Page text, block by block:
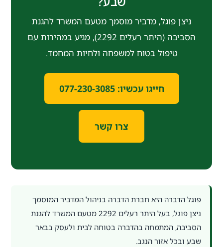
ניצן פוגל, מדביר מוסמך מטעם המשרד להגנת
הסביבה (היתר רעלים 2292), מגיע במהירות עם
טיפול בטוח למשפחה ולחיות המחמד.
חייגו עכשיו: 077-230-3085
צרו קשר
פוגל הדברה היא חברת הדברה בניהול המדביר המוסמך
ניצן פוגל, בעל היתר רעלים 2292 מטעם המשרד להגנת
הסביבה, המתמחה בהדברה בטוחה לבית ולעסק בבאר
שבע ובכל אזור הנגב.